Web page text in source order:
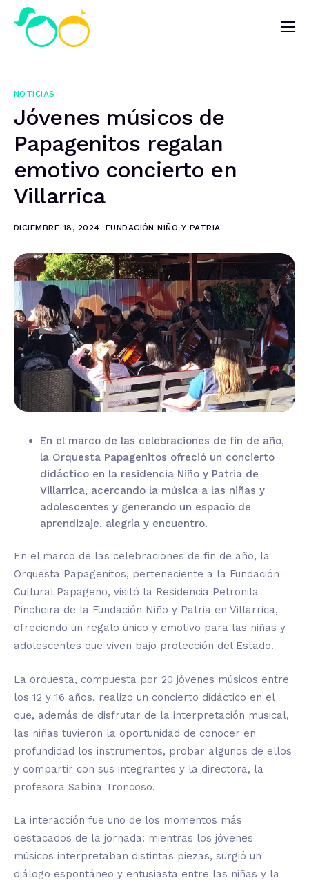
Nosotros
Noticias
¿Quieres ayudar?
NOTICIAS
Jóvenes músicos de
Papagenitos regalan
emotivo concierto en
Villarrica
DICIEMBRE 18, 2024 FUNDACIÓN NIÑO Y PATRIA
En el marco de las celebraciones de fin de año,
la Orquesta Papagenitos ofreció un concierto
didáctico en la residencia Niño y Patria de
Villarrica, acercando la música a las niñas y
adolescentes y generando un espacio de
aprendizaje, alegría y encuentro.
En el marco de las celebraciones de fin de año, la
Orquesta Papagenitos, perteneciente a la Fundación
Cultural Papageno, visitó la Residencia Petronila
Pincheira de la Fundación Niño y Patria en Villarrica,
ofreciendo un regalo único y emotivo para las niñas y
adolescentes que viven bajo protección del Estado.
La orquesta, compuesta por 20 jóvenes músicos entre
los 12 y 16 años, realizó un concierto didáctico en el
que, además de disfrutar de la interpretación musical,
las niñas tuvieron la oportunidad de conocer en
profundidad los instrumentos, probar algunos de ellos
y compartir con sus integrantes y la directora, la
profesora Sabina Troncoso.
La interacción fue uno de los momentos más
destacados de la jornada: mientras los jóvenes
músicos interpretaban distintas piezas, surgió un
diálogo espontáneo y entusiasta entre las niñas y la